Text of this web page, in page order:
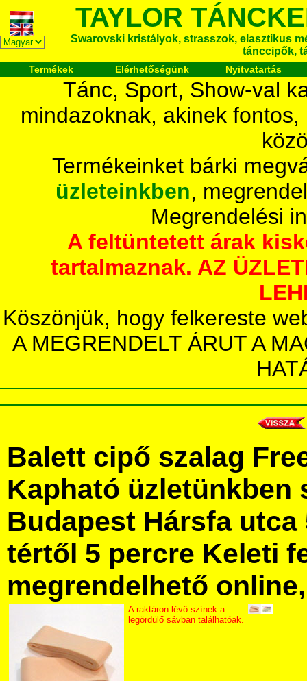
TAYLOR
Swarovski kristályok, strasszok, elasztikus
tánccipők,
Termékek Elérhetőségünk Nyitvatartás
Tánc, Sport, Show-val
mindazoknak, akinek
Termékeinket bárki
üzleteinkben,
Megrendelési
A feltüntetett árak
tartalmaznak. AZ
Köszönjük, hogy felkereste
A MEGRENDELT ÁRUT A
Balett cipő szalag
Kapható üzletünkben
Budapest Hársfa utca
tértől 5 percre Keleti
megrendelhető
A raktáron lévő színek a
legördülő sávban találhatóak.